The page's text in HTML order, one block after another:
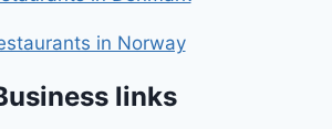
in Norway
links